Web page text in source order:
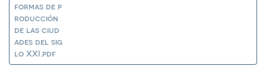
formas de p
roducción
de las ciud
ades del sig
lo XXI.pdf